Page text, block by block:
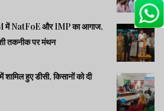
NatFoE और IMP का आगाज,
तकनीक पर मंथन
हुए डीसी, किसानों को दी